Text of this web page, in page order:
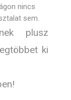
nincs
sem.
plusz
ki